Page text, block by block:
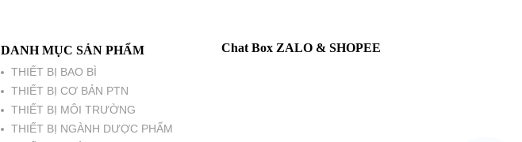
DANH MỤC SẢN PHẨM
THIẾT BỊ BAO BÌ
THIẾT BỊ CƠ BẢN PTN
THIẾT BỊ MÔI TRƯỜNG
THIẾT BỊ NGÀNH DƯỢC PHẨM
Chat Box ZALO & SHOPEE